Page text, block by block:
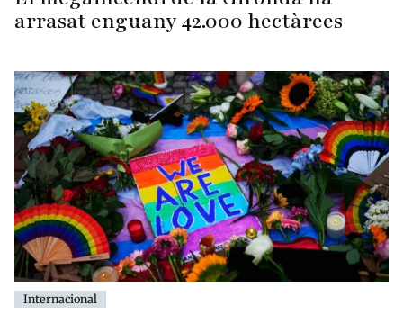
arrasat enguany 42.000 hectàrees
Internacional